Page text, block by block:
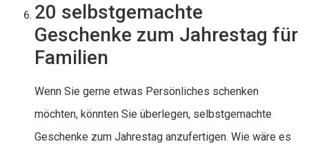
20 selbstgemachte
Geschenke zum Jahrestag für
Familien
Wenn Sie gerne etwas Persönliches schenken
möchten, könnten Sie überlegen, selbstgemachte
Geschenke zum Jahrestag anzufertigen. Wie wäre es